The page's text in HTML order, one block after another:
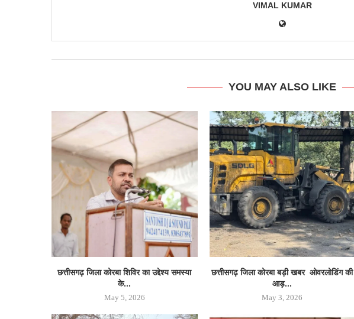
VIMAL KUMAR
YOU MAY ALSO LIKE
छत्तीसगढ़ जिला कोरबा शिविर का उद्देश्य समस्या
के...
May 5, 2026
छत्तीसगढ़ जिला कोरबा बड़ी खबर ओवरलोडिंग की
आड़...
May 3, 2026